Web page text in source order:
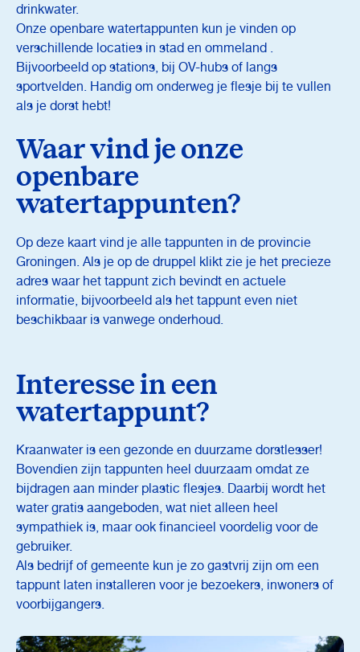
drinkwater.
Onze openbare watertappunten kun je vinden op
verschillende locaties in stad en ommeland .
Bijvoorbeeld op stations, bij OV-hubs of langs
sportvelden. Handig om onderweg je flesje bij te vullen
als je dorst hebt!
Waar vind je onze
openbare
watertappunten?
Op deze kaart vind je alle tappunten in de provincie
Groningen. Als je op de druppel klikt zie je het precieze
adres waar het tappunt zich bevindt en actuele
informatie, bijvoorbeeld als het tappunt even niet
beschikbaar is vanwege onderhoud.
Interesse in een
watertappunt?
Kraanwater is een gezonde en duurzame dorstlesser!
Bovendien zijn tappunten heel duurzaam omdat ze
bijdragen aan minder plastic flesjes. Daarbij wordt het
water gratis aangeboden, wat niet alleen heel
sympathiek is, maar ook financieel voordelig voor de
gebruiker.
Als bedrijf of gemeente kun je zo gastvrij zijn om een
tappunt laten installeren voor je bezoekers, inwoners of
voorbijgangers.